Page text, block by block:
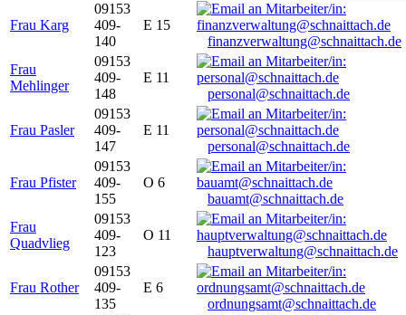
Frau Karg
09153
409-
140
E 15
finanzverwaltung@schnaittach.de
Frau
Mehlinger
09153
409-
148
E 11
personal@schnaittach.de
Frau Pasler
09153
409-
147
E 11
personal@schnaittach.de
Frau Pfister
09153
409-
155
O 6
bauamt@schnaittach.de
Frau
Quadvlieg
09153
409-
123
O 11
hauptverwaltung@schnaittach.de
Frau Rother
09153
409-
135
E 6
ordnungsamt@schnaittach.de